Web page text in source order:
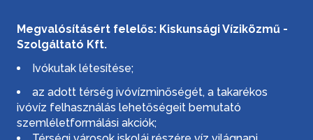
Megvalósításért felelős: Kiskunsági Víziközmű -
Szolgáltató Kft.
Ivókutak létesítése;
az adott térség ivóvízminőségét, a takarékos
ivóvíz felhasználás lehetőségeit bemutató
szemléletformálási akciók;